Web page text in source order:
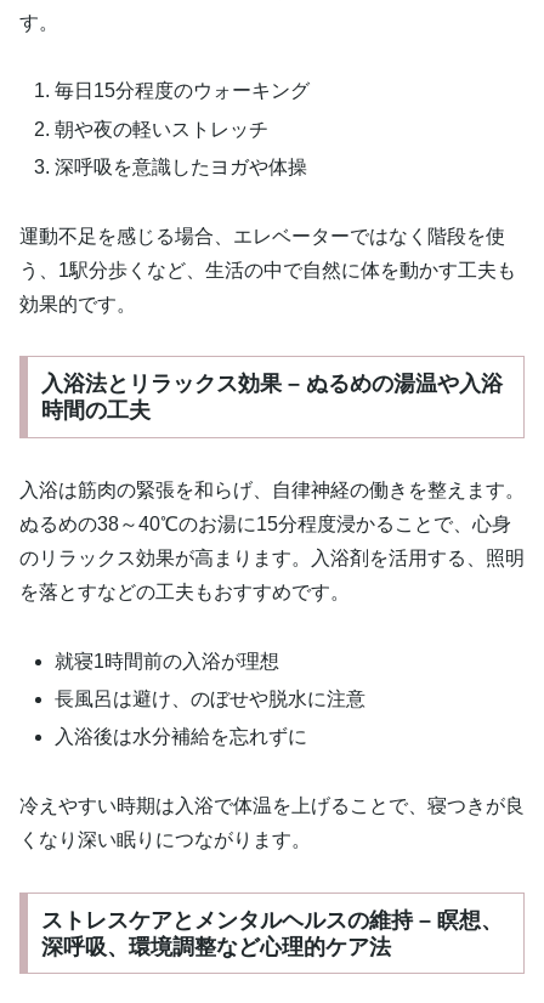
す。
毎日15分程度のウォーキング
朝や夜の軽いストレッチ
深呼吸を意識したヨガや体操
運動不足を感じる場合、エレベーターではなく階段を使
う、1駅分歩くなど、生活の中で自然に体を動かす工夫も
効果的です。
入浴法とリラックス効果 – ぬるめの湯温や入浴
時間の工夫
入浴は筋肉の緊張を和らげ、自律神経の働きを整えます。
ぬるめの38～40℃のお湯に15分程度浸かることで、心身
のリラックス効果が高まります。入浴剤を活用する、照明
を落とすなどの工夫もおすすめです。
就寝1時間前の入浴が理想
長風呂は避け、のぼせや脱水に注意
入浴後は水分補給を忘れずに
冷えやすい時期は入浴で体温を上げることで、寝つきが良
くなり深い眠りにつながります。
ストレスケアとメンタルヘルスの維持 – 瞑想、
深呼吸、環境調整など心理的ケア法